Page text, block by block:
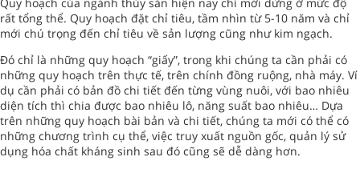
rất tổng thể. Quy hoạch đặt chỉ tiêu, tầm nhìn từ 5-10 năm và chỉ
mới chú trọng đến chỉ tiêu về sản lượng cũng như kim ngạch.
Đó chỉ là những quy hoạch “giấy”, trong khi chúng ta cần phải có
những quy hoạch trên thực tế, trên chính đồng ruộng, nhà máy. Ví
dụ cần phải có bản đồ chi tiết đến từng vùng nuôi, với bao nhiêu
diện tích thì chia được bao nhiêu lô, năng suất bao nhiêu… Dựa
trên những quy hoạch bài bản và chi tiết, chúng ta mới có thể có
những chương trình cụ thể, việc truy xuất nguồn gốc, quản lý sử
dụng hóa chất kháng sinh sau đó cũng sẽ dễ dàng hơn.